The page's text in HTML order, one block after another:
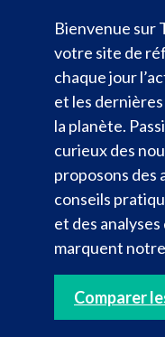
Bienvenue sur
votre site de
chaque jour
et les
la planète.
curieux des
proposons des
conseils
et des
marquent
Comparer